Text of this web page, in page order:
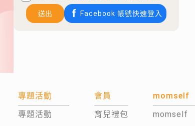
送出 Facebook 帳號快速登入
專題活動
專題活動
會員
育兒禮包
momself
momself